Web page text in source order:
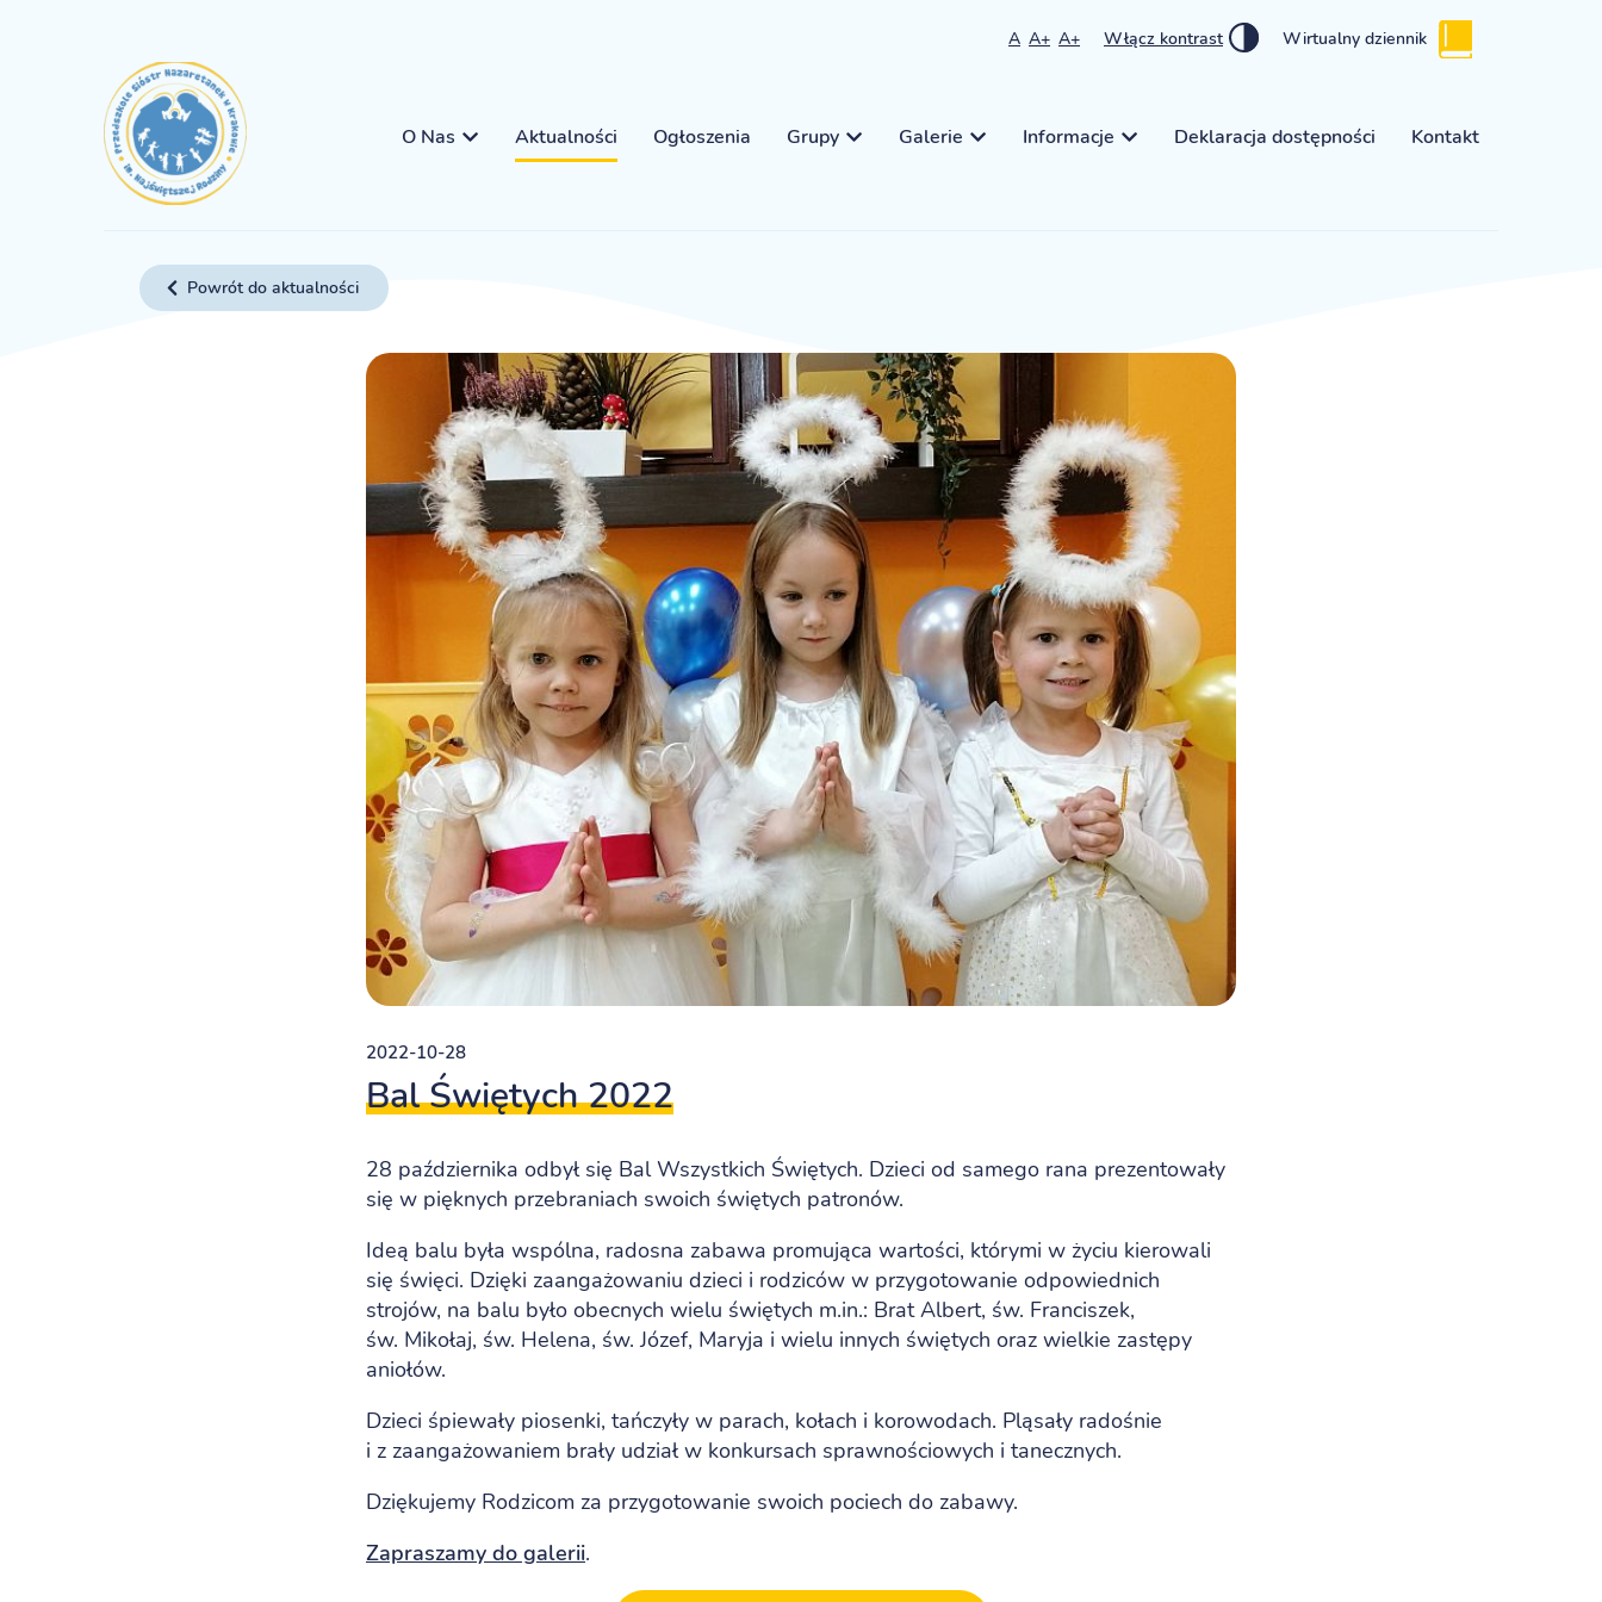
A A+ A+ Włącz kontrast Wirtualny dziennik
O Nas Aktualności Ogłoszenia Grupy Galerie Informacje Deklaracja dostępności Kontakt
Powrót do aktualności
2022-10-28
Bal Świętych 2022
28 października odbył się Bal Wszystkich Świętych. Dzieci od samego rana prezentowały
się w pięknych przebraniach swoich świętych patronów.
Ideą balu była wspólna, radosna zabawa promująca wartości, którymi w życiu kierowali
się święci. Dzięki zaangażowaniu dzieci i rodziców w przygotowanie odpowiednich
strojów, na balu było obecnych wielu świętych m.in.: Brat Albert, św. Franciszek,
św. Mikołaj, św. Helena, św. Józef, Maryja i wielu innych świętych oraz wielkie zastępy
aniołów.
Dzieci śpiewały piosenki, tańczyły w parach, kołach i korowodach. Pląsały radośnie
i z zaangażowaniem brały udział w konkursach sprawnościowych i tanecznych.
Dziękujemy Rodzicom za przygotowanie swoich pociech do zabawy.
Zapraszamy do galerii.